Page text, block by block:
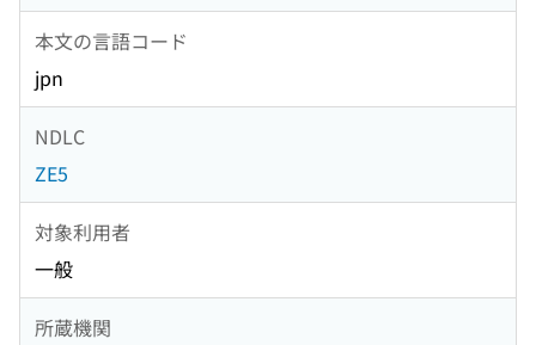
本文の言語コード
jpn
NDLC
ZE5
対象利用者
一般
所蔵機関